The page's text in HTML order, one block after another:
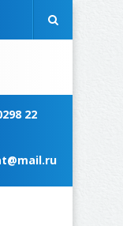
22